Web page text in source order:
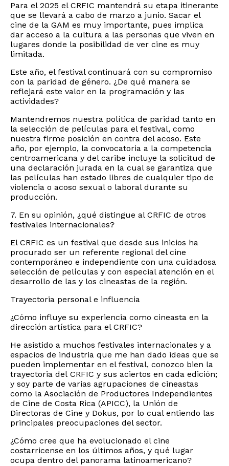
Para el 2025 el CRFIC mantendrá su etapa itinerante
que se llevará a cabo de marzo a junio. Sacar el
cine de la GAM es muy importante, pues implica
dar acceso a la cultura a las personas que viven en
lugares donde la posibilidad de ver cine es muy
limitada.
Este año, el festival continuará con su compromiso
con la paridad de género. ¿De qué manera se
reflejará este valor en la programación y las
actividades?
Mantendremos nuestra política de paridad tanto en
la selección de películas para el festival, como
nuestra firme posición en contra del acoso. Este
año, por ejemplo, la convocatoria a la competencia
centroamericana y del caribe incluye la solicitud de
una declaración jurada en la cual se garantiza que
las películas han estado libres de cualquier tipo de
violencia o acoso sexual o laboral durante su
producción.
7. En su opinión, ¿qué distingue al CRFIC de otros
festivales internacionales?
El CRFIC es un festival que desde sus inicios ha
procurado ser un referente regional del cine
contemporáneo e independiente con una cuidadosa
selección de películas y con especial atención en el
desarrollo de las y los cineastas de la región.
Trayectoria personal e influencia
¿Cómo influye su experiencia como cineasta en la
dirección artística para el CRFIC?
He asistido a muchos festivales internacionales y a
espacios de industria que me han dado ideas que se
pueden implementar en el festival, conozco bien la
trayectoria del CRFIC y sus aciertos en cada edición;
y soy parte de varias agrupaciones de cineastas
como la Asociación de Productores Independientes
de Cine de Costa Rica (APICC), la Unión de
Directoras de Cine y Dokus, por lo cual entiendo las
principales preocupaciones del sector.
¿Cómo cree que ha evolucionado el cine
costarricense en los últimos años, y qué lugar
ocupa dentro del panorama latinoamericano?